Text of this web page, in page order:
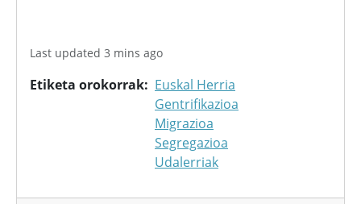
Last updated 3 mins ago
Etiketa orokorrak
Euskal Herria
Gentrifikazioa
Migrazioa
Segregazioa
Udalerriak